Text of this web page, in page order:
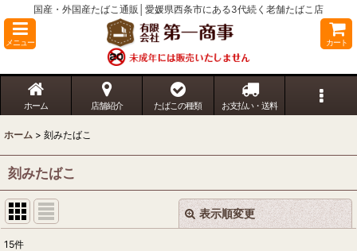
国産・外国産たばこ通販│愛媛県西条市にある3代続く老舗たばこ店
メニュー カート
ホーム 店舗紹介 たばこの種類 お支払い・送料
ホーム > 刻みたばこ
刻みたばこ
表示順変更 閉じる
15件